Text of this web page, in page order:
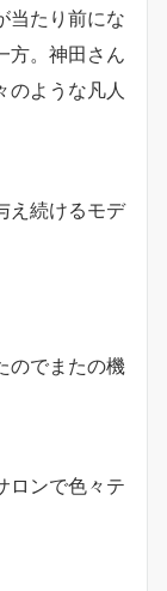
当たり前にな
方。神田さん
のような凡人
え続けるモデ
のでまたの機
ロンで色々テ